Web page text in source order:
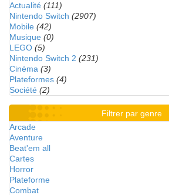
Actualité (111)
Nintendo Switch (2907)
Mobile (42)
Musique (0)
LEGO (5)
Nintendo Switch 2 (231)
Cinéma (3)
Plateformes (4)
Société (2)
Filtrer par genre
Arcade
Aventure
Beat'em all
Cartes
Horror
Plateforme
Combat